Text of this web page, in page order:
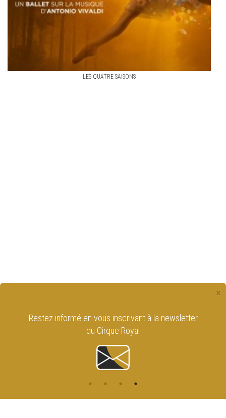
LES QUATRE SAISONS
×
Restez informé en vous inscrivant à la newsletter
du Cirque Royal